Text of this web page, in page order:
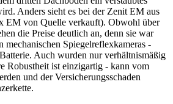
Anders sieht es bei der Zenit EM aus
EM von Quelle verkauft). Obwohl über
die Preise deutlich an, denn sie war
mechanischen Spiegelreflexkameras -
Auch wurden nur verhältnismäßig
Robustheit ist einzigartig - kann vom
und der Versicherungsschaden